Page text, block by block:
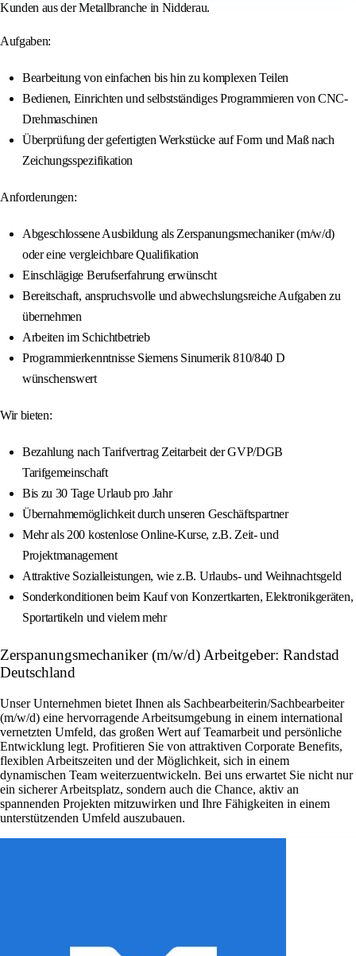
Kunden aus der Metallbranche in Nidderau.
Aufgaben:
Bearbeitung von einfachen bis hin zu komplexen Teilen
Bedienen, Einrichten und selbstständiges Programmieren von CNC-
Drehmaschinen
Überprüfung der gefertigten Werkstücke auf Form und Maß nach
Zeichungsspezifikation
Anforderungen:
Abgeschlossene Ausbildung als Zerspanungsmechaniker (m/w/d)
oder eine vergleichbare Qualifikation
Einschlägige Berufserfahrung erwünscht
Bereitschaft, anspruchsvolle und abwechslungsreiche Aufgaben zu
übernehmen
Arbeiten im Schichtbetrieb
Programmierkenntnisse Siemens Sinumerik 810/840 D
wünschenswert
Wir bieten:
Bezahlung nach Tarifvertrag Zeitarbeit der GVP/DGB
Tarifgemeinschaft
Bis zu 30 Tage Urlaub pro Jahr
Übernahmemöglichkeit durch unseren Geschäftspartner
Mehr als 200 kostenlose Online-Kurse, z.B. Zeit- und
Projektmanagement
Attraktive Sozialleistungen, wie z.B. Urlaubs- und Weihnachtsgeld
Sonderkonditionen beim Kauf von Konzertkarten, Elektronikgeräten,
Sportartikeln und vielem mehr
Zerspanungsmechaniker (m/w/d) Arbeitgeber: Randstad
Deutschland
Unser Unternehmen bietet Ihnen als Sachbearbeiterin/Sachbearbeiter
(m/w/d) eine hervorragende Arbeitsumgebung in einem international
vernetzten Umfeld, das großen Wert auf Teamarbeit und persönliche
Entwicklung legt. Profitieren Sie von attraktiven Corporate Benefits,
flexiblen Arbeitszeiten und der Möglichkeit, sich in einem
dynamischen Team weiterzuentwickeln. Bei uns erwartet Sie nicht nur
ein sicherer Arbeitsplatz, sondern auch die Chance, aktiv an
spannenden Projekten mitzuwirken und Ihre Fähigkeiten in einem
unterstützenden Umfeld auszubauen.